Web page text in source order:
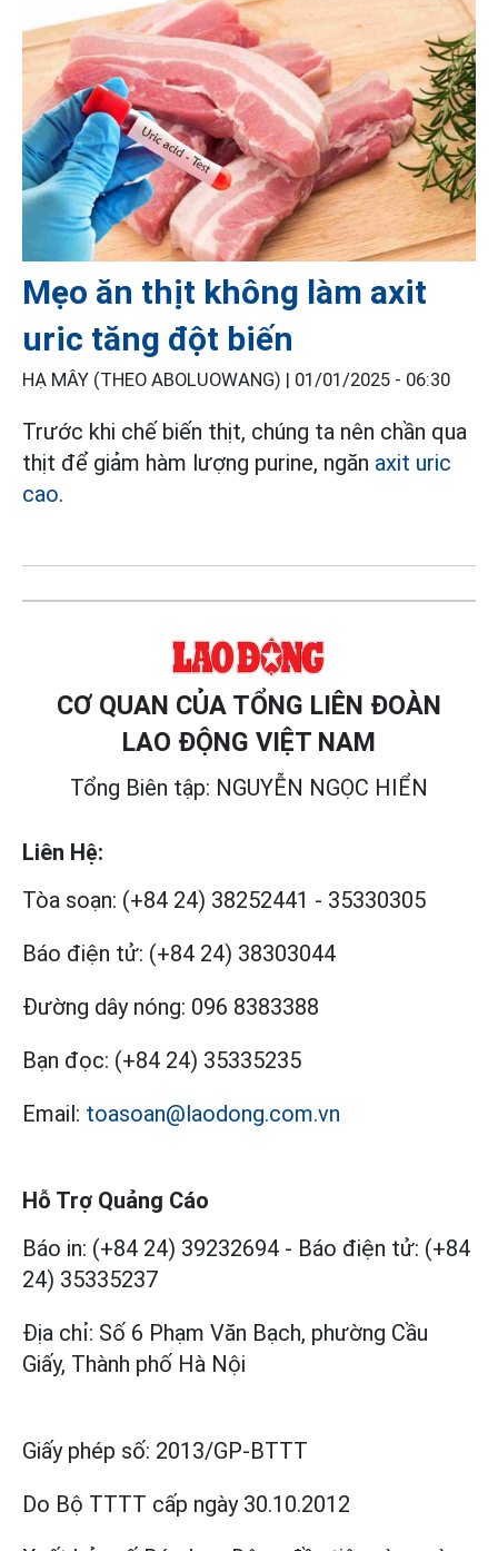
Mẹo ăn thịt không làm axit
uric tăng đột biến
HẠ MÂY (THEO ABOLUOWANG) | 01/01/2025 - 06:30
Trước khi chế biến thịt, chúng ta nên chần qua
thịt để giảm hàm lượng purine, ngăn axit uric
cao.
CƠ QUAN CỦA TỔNG LIÊN ĐOÀN
LAO ĐỘNG VIỆT NAM
Tổng Biên tập: NGUYỄN NGỌC HIỂN
Liên Hệ:
Tòa soạn: (+84 24) 38252441 - 35330305
Báo điện tử: (+84 24) 38303044
Đường dây nóng: 096 8383388
Bạn đọc: (+84 24) 35335235
Email: toasoan@laodong.com.vn
Hỗ Trợ Quảng Cáo
Báo in: (+84 24) 39232694 - Báo điện tử: (+84
24) 35335237
Địa chỉ: Số 6 Phạm Văn Bạch, phường Cầu
Giấy, Thành phố Hà Nội
Giấy phép số: 2013/GP-BTTT
Do Bộ TTTT cấp ngày 30.10.2012